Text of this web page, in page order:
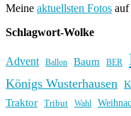
Meine aktuellsten Fotos auf
Schlagwort-Wolke
Advent Ballon Baum BER
Königs Wusterhausen
Traktor Tribut Wahl